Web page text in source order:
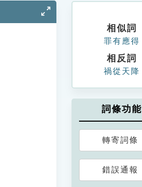
相似詞
罪有應得
相反詞
禍從天降
詞條功能
轉寄詞條
錯誤通報